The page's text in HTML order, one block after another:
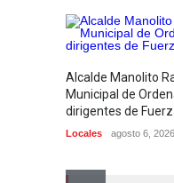
Alcalde Manolito
Municipal de
dirigentes de
Locales agosto 6, 2026